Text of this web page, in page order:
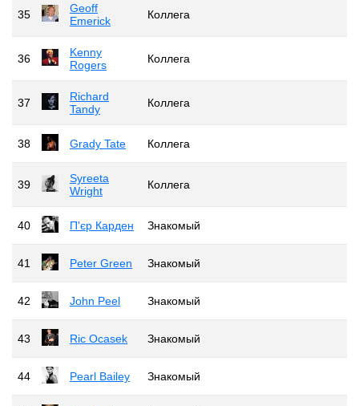
35
Geoff
Emerick
Коллега
36
Kenny
Rogers
Коллега
37
Richard
Tandy
Коллега
38 Grady Tate Коллега
39
Syreeta
Wright
Коллега
40 П'єр Карден Знакомый
41 Peter Green Знакомый
42 John Peel Знакомый
43 Ric Ocasek Знакомый
44 Pearl Bailey Знакомый